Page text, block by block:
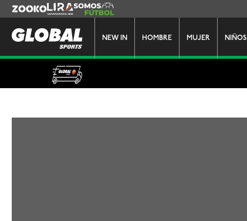
NEW IN HOMBRE MUJER NIÑOS
Zooko Lira Somos Futbol